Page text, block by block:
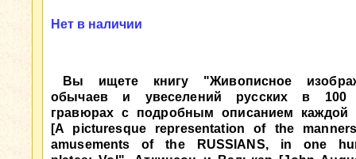
Нет в наличии
Вы ищете книгу "Живописное
обычаев и увеселений русских в 100
гравюрах с подробным описанием
[A picturesque representation of the
amusements of the RUSSIANS, in one